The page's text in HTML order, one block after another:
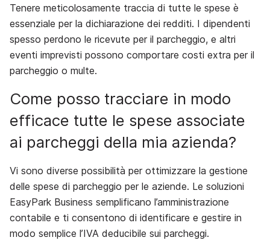
Tenere meticolosamente traccia di tutte le spese è
essenziale per la dichiarazione dei redditi. I dipendenti
spesso perdono le ricevute per il parcheggio, e altri
eventi imprevisti possono comportare costi extra per il
parcheggio o multe.
Come posso tracciare in modo
efficace tutte le spese associate
ai parcheggi della mia azienda?
Vi sono diverse possibilità per ottimizzare la gestione
delle spese di parcheggio per le aziende. Le soluzioni
EasyPark Business semplificano l’amministrazione
contabile e ti consentono di identificare e gestire in
modo semplice l’IVA deducibile sui parcheggi.